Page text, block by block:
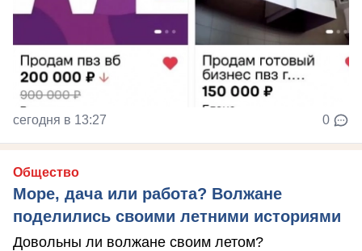
сегодня в 13:27 0
Общество
Море, дача или работа? Волжане
поделились своими летними историями
Довольны ли волжане своим летом?